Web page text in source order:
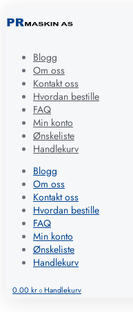
Blogg
Om oss
Kontakt oss
Hvordan bestille
FAQ
Min konto
Ønskeliste
Handlekurv
Blogg
Om oss
Kontakt oss
Hvordan bestille
FAQ
Min konto
Ønskeliste
Handlekurv
0.00kr 0 Handlekurv